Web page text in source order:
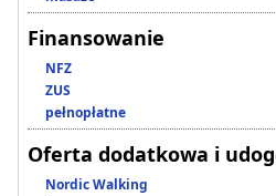
Finansowanie
NFZ
ZUS
pełnopłatne
Oferta dodatkowa i
Nordic Walking